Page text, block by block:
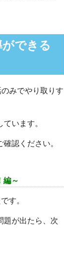
できる
みでやり取りす
います。
認ください。
編～
す。
題が出たら、次